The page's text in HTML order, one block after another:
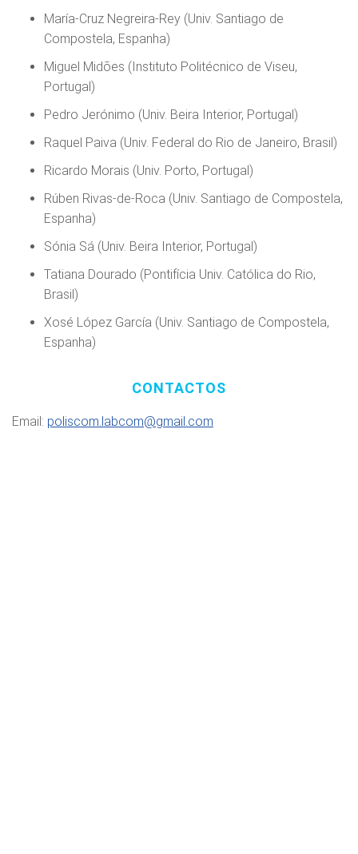
María-Cruz Negreira-Rey (Univ. Santiago de
Compostela, Espanha)
Miguel Midões (Instituto Politécnico de Viseu,
Portugal)
Pedro Jerónimo (Univ. Beira Interior, Portugal)
Raquel Paiva (Univ. Federal do Rio de Janeiro, Brasil)
Ricardo Morais (Univ. Porto, Portugal)
Rúben Rivas-de-Roca (Univ. Santiago de Compostela,
Espanha)
Sónia Sá (Univ. Beira Interior, Portugal)
Tatiana Dourado (Pontifícia Univ. Católica do Rio,
Brasil)
Xosé López García (Univ. Santiago de Compostela,
Espanha)
CONTACTOS
Email: poliscom.labcom@gmail.com